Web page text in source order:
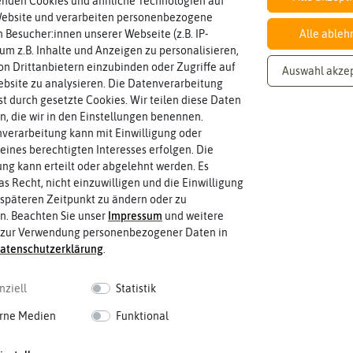
Sale
in Pfingstrosen
die Pfingstrose?
aus den gemäßigten und subtropischen Klimazonen Eurasiens.
in den kontinentalen Regionen Sibiriens und Ostasiens
und Kaukasien. Erstmals erwähnt wurde die Gattung durch Carl von
den Namen Päonien tragen, sind die einzige Pflanzengattung der
wissenschaftlicher Name lautet Paeonia.
krautige Pflanzen, deren oberirdische Pflanzenteile im
Die endständigen Blüten blühen in Weiß, Rosa und Rot. Die
für Pfingstrosen
und verarbeiten personenbezogene
Besucher:innen unserer Webseite (z.B. IP-
z.B. Inhalte und Anzeigen zu personalisieren,
Drittanbietern einzubinden oder Zugriffe auf
zu analysieren. Die Datenverarbeitung
durch gesetzte Cookies. Wir teilen diese Daten
die wir in den Einstellungen benennen.
kann mit Einwilligung oder
berechtigten Interesses erfolgen. Die
kann erteilt oder abgelehnt werden. Es
Recht, nicht einzuwilligen und die Einwilligung
Zeitpunkt zu ändern oder zu
Beachten Sie unser Impressum und weitere
Verwendung personenbezogener Daten in
Statistik
Medien Funktional
Alle
Auswahl